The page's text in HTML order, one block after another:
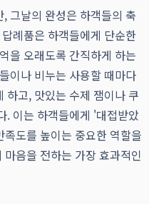
그날의 완성은 하객들의 축
례품은 하객들에게 단순한
을 오래도록 간직하게 하는
이나 비누는 사용할 때마다
하고, 맛있는 수제 잼이나 쿠
. 이는 하객들에게 '대접받았
도를 높이는 중요한 역할을
음을 전하는 가장 효과적인